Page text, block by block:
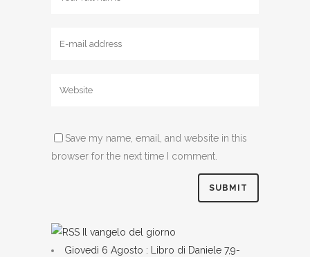
Save my name, email, and website in this
browser for the next time I comment.
Il vangelo del giorno
Giovedì 6 Agosto : Libro di Daniele 7,9-